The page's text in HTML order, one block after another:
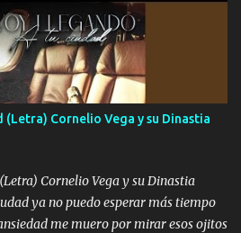
novios y verte feliz y muy
Pregúntame qué es lo que me
cuantas horas también pregunta que
al estar conmigo Y ya borracho
unas bonitas palabras así
todo y puedo describirlo mucho que
siento muy feliz y emocionado por
(Letra) Cornelio Vega y su Dinastia
Cornelio Vega y su Dinastia
ya no puedo esperar más tiempo
me muero por mirar esos ojitos